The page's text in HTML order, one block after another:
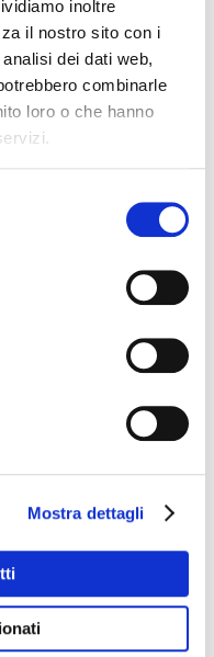
inoltre
il nostro sito con i
dei dati web,
combinarle
loro o che hanno
Mostra dettagli
sempre nuova per